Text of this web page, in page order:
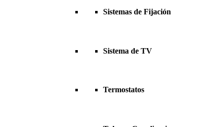
Sistemas de Fijación
Sistema de TV
Termostatos